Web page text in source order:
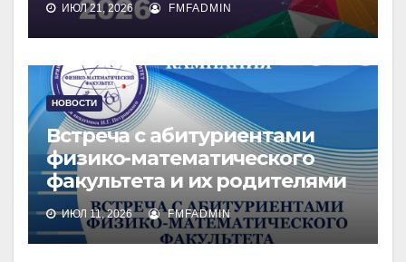
ИЮЛ 21, 2026 FMFADMIN
НОВОСТИ
Встреча с абитуриентами
физико-математического
факультета и их родителями
ИЮЛ 11, 2026 FMFADMIN